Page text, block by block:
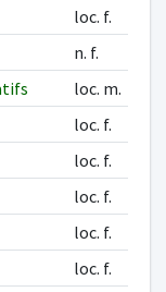
loc. f.
n. f.
loc. m.
loc. f.
loc. f.
loc. f.
loc. f.
loc. f.